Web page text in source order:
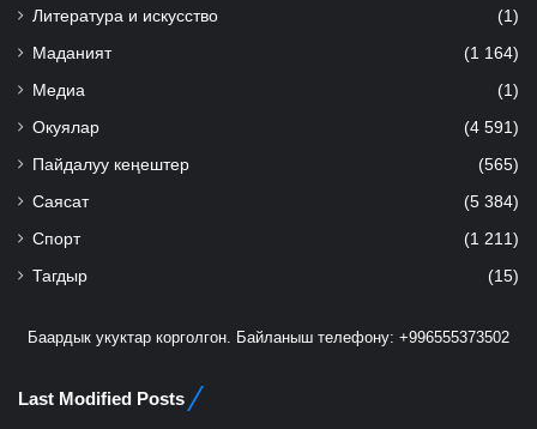
Литература и искусство (1)
Маданият (1 164)
Медиа (1)
Окуялар (4 591)
Пайдалуу кеңештер (565)
Саясат (5 384)
Спорт (1 211)
Тагдыр (15)
Баардык укуктар корголгон. Байланыш телефону: +996555373502
Last Modified Posts